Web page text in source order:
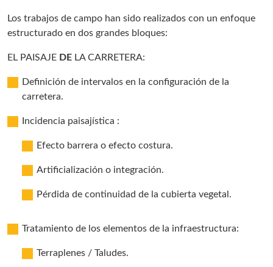
Los trabajos de campo han sido realizados con un enfoque
estructurado en dos grandes bloques:
EL PAISAJE DE LA CARRETERA:
Definición de intervalos en la configuración de la
carretera.
Incidencia paisajística :
Efecto barrera o efecto costura.
Artificialización o integración.
Pérdida de continuidad de la cubierta vegetal.
Tratamiento de los elementos de la infraestructura:
Terraplenes / Taludes.